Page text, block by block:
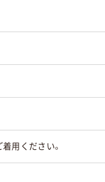
用ください。